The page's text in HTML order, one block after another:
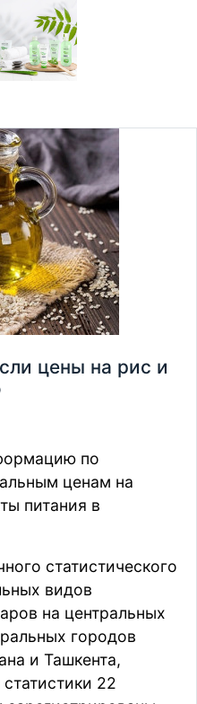
цены на рис и
по
ценам на
питания в
статистического
видов
на центральных
городов
и Ташкента,
22